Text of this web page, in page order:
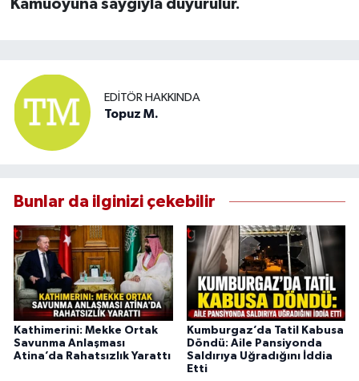
Kamuoyuna saygıyla duyurulur.
EDITÖR HAKKINDA
Topuz M.
Bunlar da ilginizi çekebilir
Kathimerini: Mekke Ortak
Savunma Anlaşması
Atina’da Rahatsızlık Yarattı
Kumburgaz’da Tatil Kabusa
Döndü: Aile Pansiyonda
Saldırıya Uğradığını İddia
Etti